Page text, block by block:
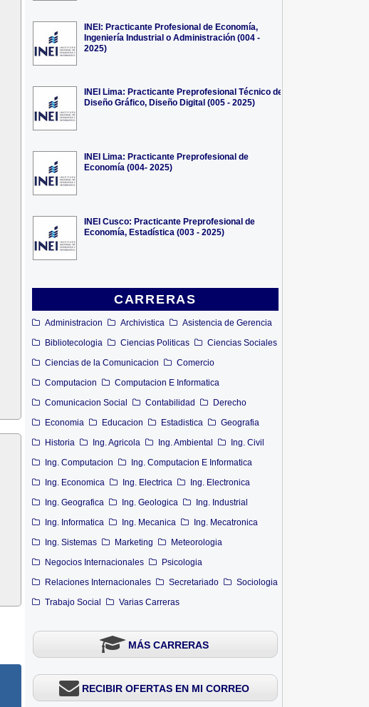
INEI: Practicante Profesional de Economía,
Ingeniería Industrial o Administración (004 -
2025)
INEI Lima: Practicante Preprofesional Técnico de
Diseño Gráfico, Diseño Digital (005 - 2025)
INEI Lima: Practicante Preprofesional de
Economía (004- 2025)
INEI Cusco: Practicante Preprofesional de
Economía, Estadística (003 - 2025)
CARRERAS
Administracion Archivistica
Asistencia de Gerencia
Bibliotecologia
Ciencias Politicas
Ciencias Sociales
Ciencias de la Comunicacion
Comercio
Computacion
Computacion E Informatica
Comunicacion Social
Contabilidad
Derecho
Economia
Educacion Estadistica
Geografia
Historia
Ing. Agricola Ing. Ambiental
Ing. Civil
Ing. Computacion
Ing. Computacion E Informatica
Ing. Economica
Ing. Electrica
Ing. Electronica
Ing. Geografica
Ing. Geologica
Ing. Industrial
Ing. Informatica
Ing. Mecanica
Ing. Mecatronica
Ing. Sistemas
Marketing
Meteorologia
Negocios Internacionales
Psicologia
Relaciones Internacionales
Secretariado
Sociologia
Trabajo Social
Varias Carreras
MÁS CARRERAS
RECIBIR OFERTAS EN MI CORREO